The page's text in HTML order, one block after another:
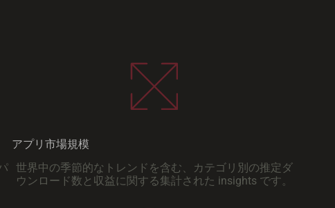
アプリ市場規模
世界中の季節的なトレンドを含む、カテゴリ別の推定ダ
ウンロード数と収益に関する集計された insights です。